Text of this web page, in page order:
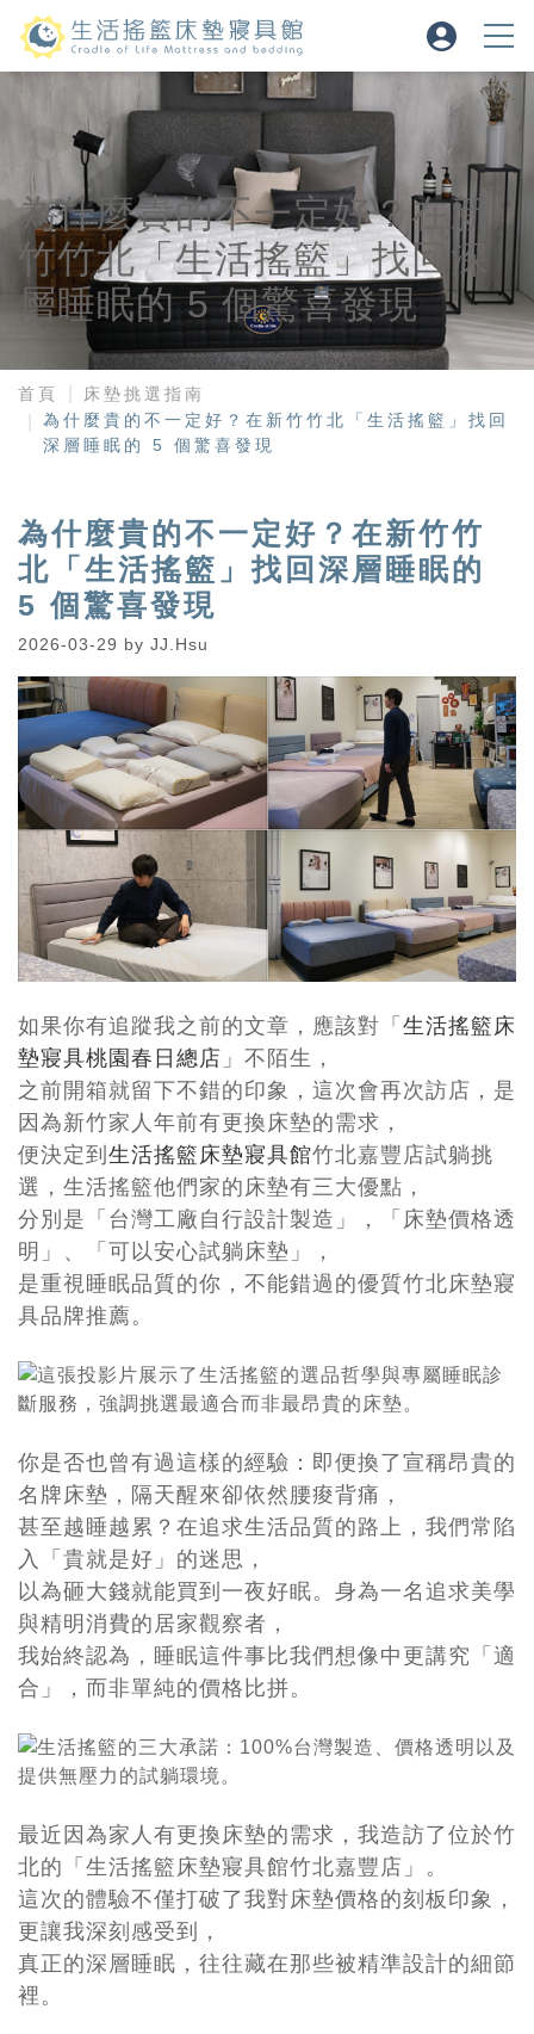
為什麼貴的不一定好？在新
竹竹北「生活搖籃」找回深
層睡眠的 5 個驚喜發現
首頁
床墊挑選指南
為什麼貴的不一定好？在新竹竹北「生活搖籃」找回
深層睡眠的 5 個驚喜發現
為什麼貴的不一定好？在新竹竹
北「生活搖籃」找回深層睡眠的
5 個驚喜發現
2026-03-29 by JJ.Hsu
如果你有追蹤我之前的文章，應該對「 生活搖籃床
墊寢具桃園春日總店 」不陌生，
之前開箱就留下不錯的印象，這次會再次訪店，是
因為新竹家人年前有更換床墊的需求，
便決定到 生活搖籃床墊寢具館竹北嘉豐店試躺挑
選，生活搖籃他們家的床墊有三大優點，
分別是「台灣工廠自行設計製造」，「床墊價格透
明」、「可以安心試躺床墊」，
是重視睡眠品質的你，不能錯過的優質竹北床墊寢
具品牌推薦。
你是否也曾有過這樣的經驗：即便換了宣稱昂貴的
名牌床墊，隔天醒來卻依然腰痠背痛，
甚至越睡越累？在追求生活品質的路上，我們常陷
入「貴就是好」的迷思，
以為砸大錢就能買到一夜好眠。身為一名追求美學
與精明消費的居家觀察者，
我始終認為，睡眠這件事比我們想像中更講究「適
合」，而非單純的價格比拼。
最近因為家人有更換床墊的需求，我造訪了位於竹
北的「生活搖籃床墊寢具館竹北嘉豐店」。
這次的體驗不僅打破了我對床墊價格的刻板印象，
更讓我深刻感受到，
真正的深層睡眠，往往藏在那些被精準設計的細節
裡。